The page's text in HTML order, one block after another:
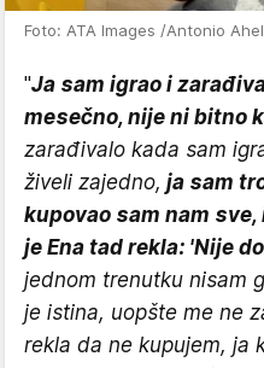
Foto: ATA Images /Antonio Ahel
"Ja sam igrao i
mesečno, nije ni bitno
zarađivalo kada sam
živeli zajedno, ja sam
kupovao sam nam
je Ena tad rekla: 'Nije
jednom trenutku nisam
je istina, uopšte me ne
rekla da ne kupujem, ja